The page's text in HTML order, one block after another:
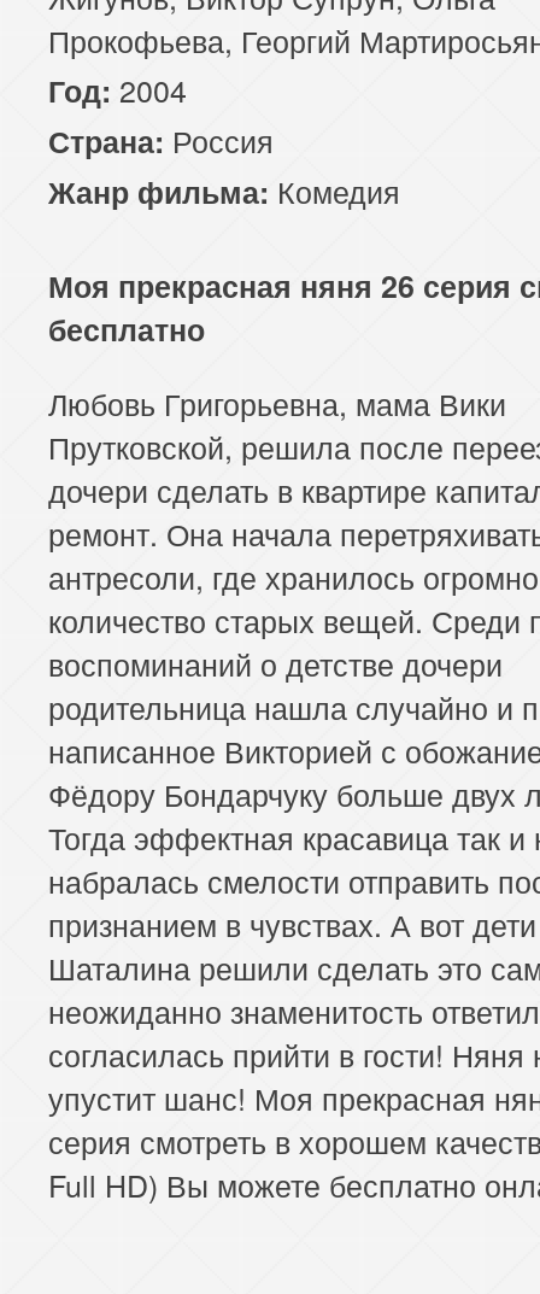
Прокофьева, Георгий
Год: 2004
Страна: Россия
Жанр фильма: Комедия
Моя прекрасная няня 26 серия
бесплатно
Любовь Григорьевна, мама Вики
Прутковской, решила после
дочери сделать в квартире
ремонт. Она начала
антресоли, где хранилось
количество старых вещей. Среди
воспоминаний о детстве дочери
родительница нашла случайно и
написанное Викторией с
Фёдору Бондарчуку больше двух
Тогда эффектная красавица так и
набралась смелости отправить
признанием в чувствах. А вот
Шаталина решили сделать это
неожиданно знаменитость
согласилась прийти в гости! Няня
упустит шанс! Моя прекрасная
серия смотреть в хорошем
Full HD) Вы можете бесплатно